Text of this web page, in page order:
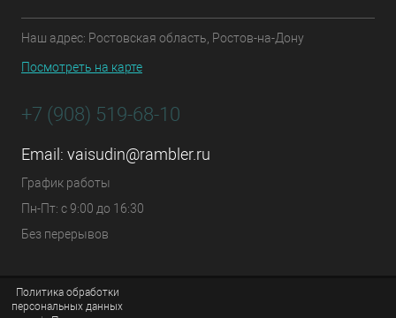
Наш адрес: Ростовская область, Ростов-на-Дону
Посмотреть на карте
+7 (908) 519-68-10
Email: vaisudin@rambler.ru
График работы
Пн-Пт: с 9:00 до 16:30
Без перерывов
Политика обработки
персональных данных